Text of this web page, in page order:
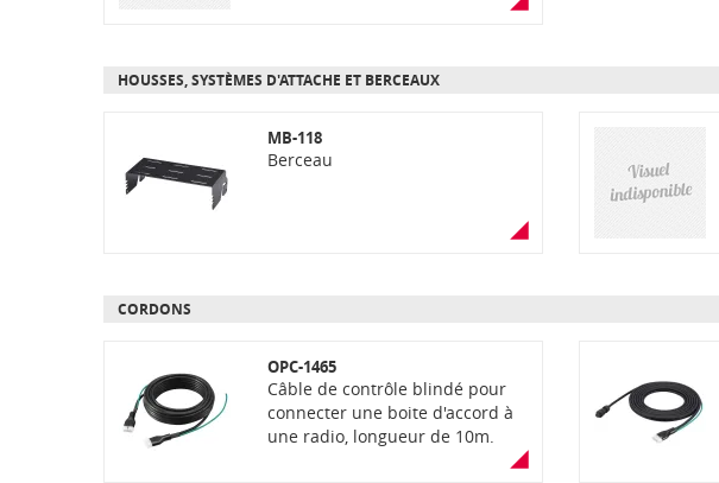
HOUSSES, SYSTÈMES D'ATTACHE ET BERCEAUX
MB-118
Berceau
CORDONS
OPC-1465
Câble de contrôle blindé pour
connecter une boite d'accord à
une radio, longueur de 10m.